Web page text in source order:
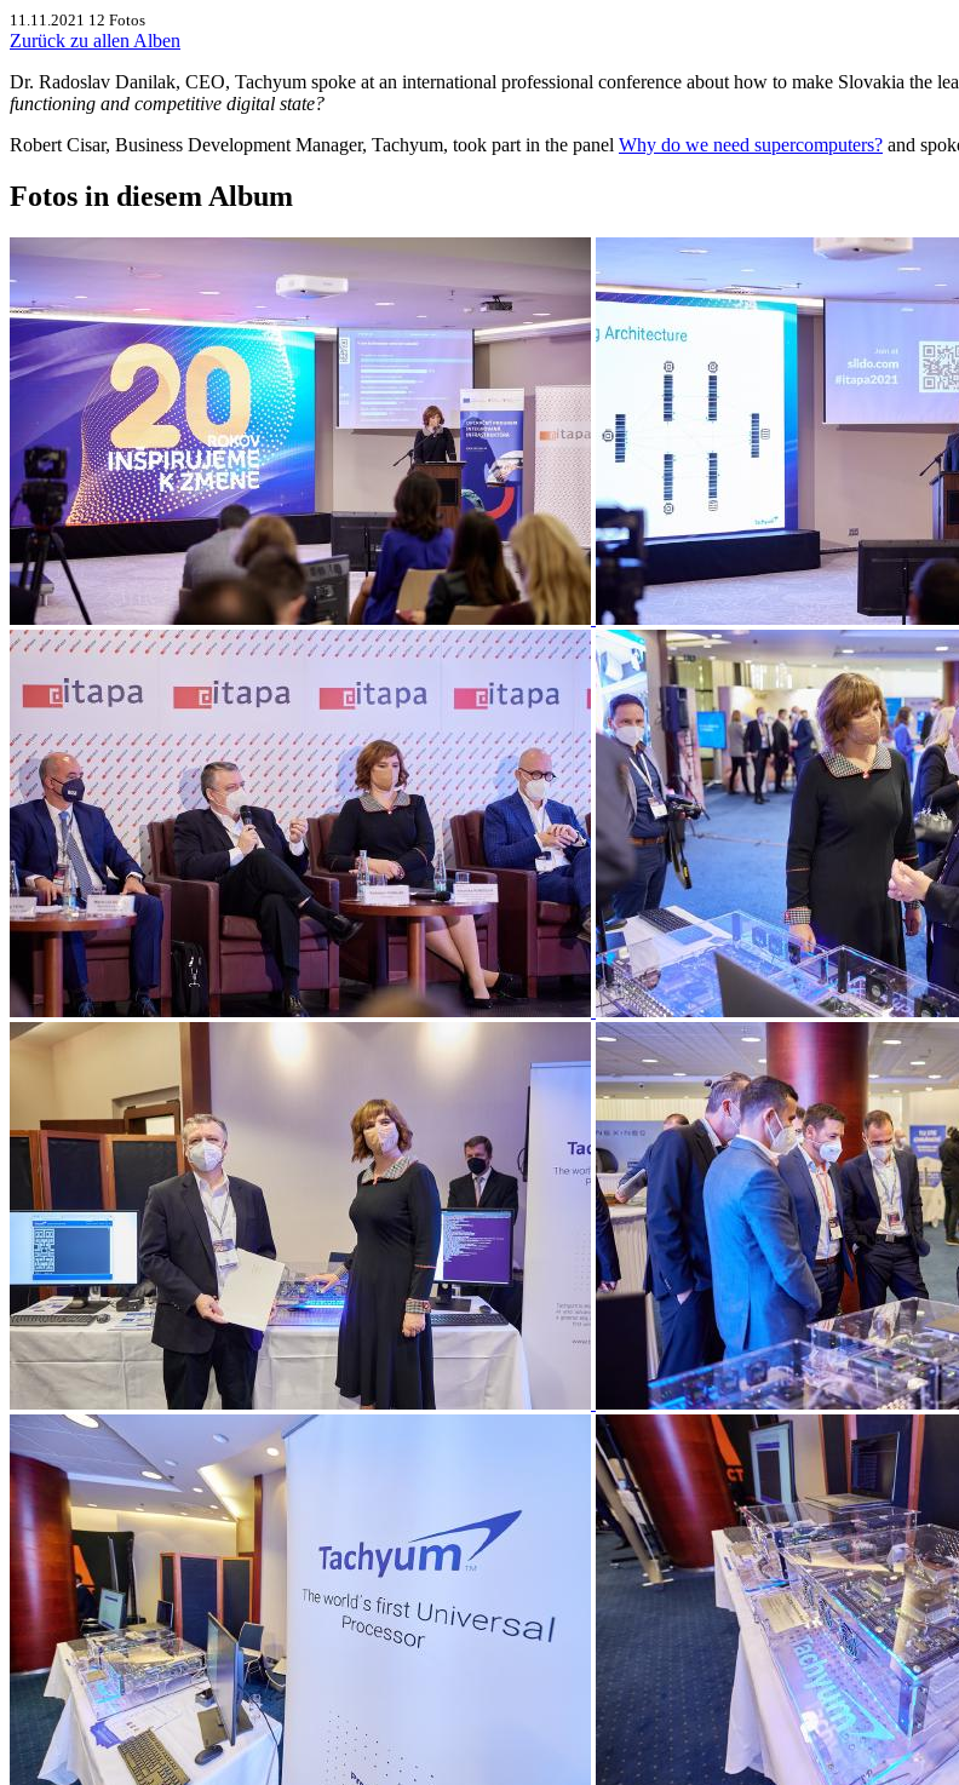
11.11.2021 12 Fotos
Zurück zu allen Alben
Dr. Radoslav Danilak, CEO, Tachyum spoke at an international professional conference about how to make Slovakia the
functioning and competitive digital state?
Robert Cisar, Business Development Manager, Tachyum, took part in the panel Why do we need supercomputers? and
Fotos in diesem Album